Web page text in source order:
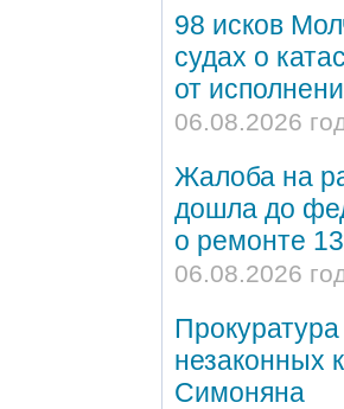
98 исков
судах о
от
06.08.2026
Жалоба на
дошла до
о ремонте
06.08.2026
незаконных
Симоняна